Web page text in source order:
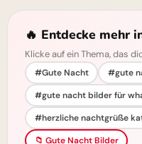
🔥 Entdecke mehr
Klicke auf ein Thema, das
#Gute Nacht
#gute
#gute nacht bilder für
#herzliche nachtgrüße
📁 Gute Nacht Bilder